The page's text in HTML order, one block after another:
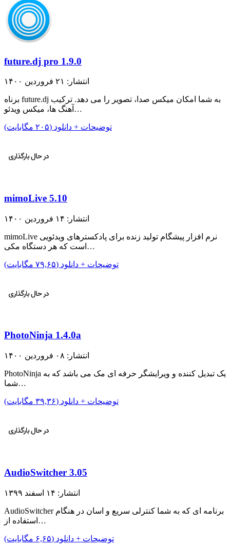
future.dj pro 1.9.0
انتشار: ۲۱ فروردین ۱۴۰۰
برناه future.dj به شما امکان میکس صدا، تصویر را می دهد. ترکیب
آهنگ ها، میکس ویدئو…
توضیحات + دانلود (۲۰۵ مگابایت)
mimoLive 5.10
انتشار: ۱۴ فروردین ۱۴۰۰
mimoLive نرم افزار پیشگام تولید زنده‌ برای پادکسترهای ویدئویی
است که هر دستگاه مکی…
توضیحات + دانلود (۷۹,۶۵ مگابایت)
PhotoNinja 1.4.0a
انتشار: ۰۸ فروردین ۱۴۰۰
PhotoNinja یک تبدیل کننده و ویرایشگر حرفه ای مک می باشد که به
شما…
توضیحات + دانلود (۳۹,۳۶ مگابایت)
AudioSwitcher 3.05
انتشار: ۱۴ اسفند ۱۳۹۹
AudioSwitcher برنامه ای که به شما کنترلی سریع و اسان در هنگام
استفاده از…
توضیحات + دانلود (۶,۶۵ مگابایت)